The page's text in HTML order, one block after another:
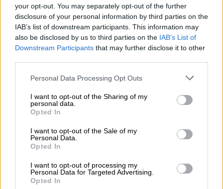
your opt-out. You may separately opt-out of the further
disclosure of your personal information by third parties on the
IAB’s list of downstream participants. This information may
also be disclosed by us to third parties on the IAB’s List of
Downstream Participants that may further disclose it to other
Personal Data Processing Opt Outs
I want to opt-out of the Sharing of my
personal data.
Opted In
I want to opt-out of the Sale of my
Personal Data.
Opted In
I want to opt-out of processing my
Personal Data for Targeted Advertising.
Opted In
nueva edición de la ‘Lanzadera
Conecta Empleo’ de Móstoles
Lydia Navarro
Más artículos de este autor
lunes, 30 de noviembre de 2020